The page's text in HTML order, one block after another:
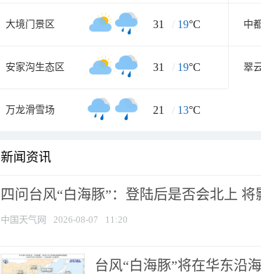
大境门景区 31 / 19°C
安家沟生态区 31 / 19°C
万龙滑雪场 21 / 13°C
新闻资讯
四问台风“白海豚”：登陆后是否会北上 将
中国天气网 2026-08-07 11:20
台风“白海豚”将在华东沿